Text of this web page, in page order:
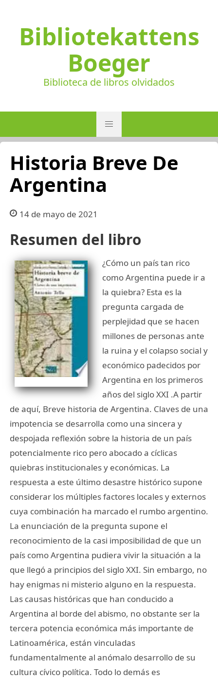
Bibliotekattens
Boeger
Biblioteca de libros olvidados
Historia Breve De
Argentina
14 de mayo de 2021
Resumen del libro
¿Cómo un país tan rico
como Argentina puede ir a
la quiebra? Esta es la
pregunta cargada de
perplejidad que se hacen
millones de personas ante
la ruina y el colapso social y
económico padecidos por
Argentina en los primeros
años del siglo XXI .A partir
de aquí, Breve historia de Argentina. Claves de una
impotencia se desarrolla como una sincera y
despojada reflexión sobre la historia de un país
potencialmente rico pero abocado a cíclicas
quiebras institucionales y económicas. La
respuesta a este último desastre histórico supone
considerar los múltiples factores locales y externos
cuya combinación ha marcado el rumbo argentino.
La enunciación de la pregunta supone el
reconocimiento de la casi imposibilidad de que un
país como Argentina pudiera vivir la situación a la
que llegó a principios del siglo XXI. Sin embargo, no
hay enigmas ni misterio alguno en la respuesta.
Las causas históricas que han conducido a
Argentina al borde del abismo, no obstante ser la
tercera potencia económica más importante de
Latinoamérica, están vinculadas
fundamentalmente al anómalo desarrollo de su
cultura cívico política. Todo lo demás es